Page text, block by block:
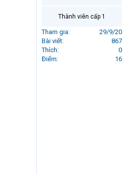
Thành viên cấp 1
Tham gia
29/9/20
Bài viết
867
Thích
0
Điểm
16